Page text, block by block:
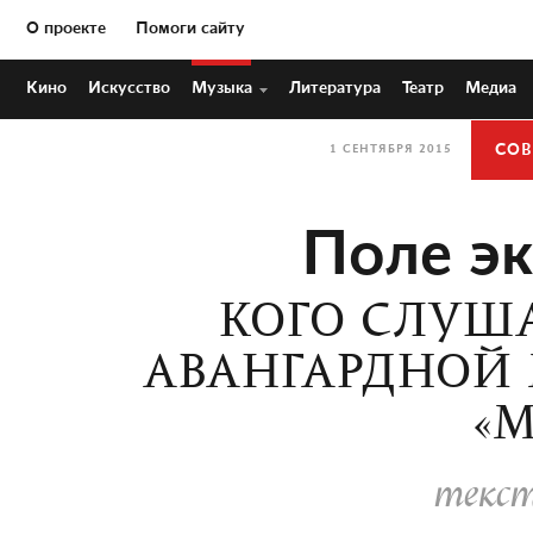
О проекте Помоги сайту
Кино Искусство Музыка Литература Театр Медиа
1 СЕНТЯБРЯ 2015
Поле
КОГО
АВАНГАРДНОЙ